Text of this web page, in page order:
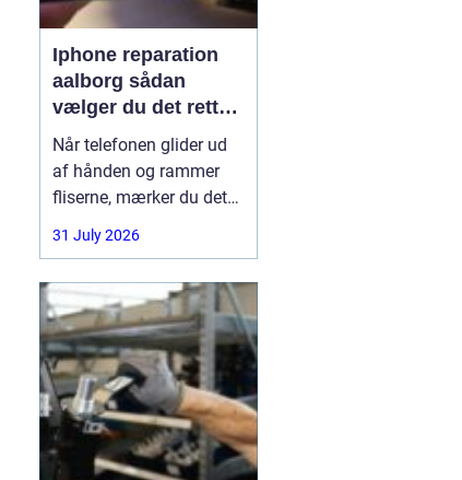
Iphone reparation
aalborg sådan
vælger du det rette
værksted
Når telefonen glider ud
af hånden og rammer
fliserne, mærker du det
med det samme.
Skærmen splintrer, lyden
står af midt på dagen.
For mange i Aalborg er
mobilen helt central i
både arbejde, studie og
hverdag. Derfor
31 July 2026